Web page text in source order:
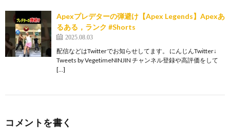
Apexプレデターの弾避け【Apex Legends】Apexあ
るある，ランク #Shorts
2025.08.03
配信などはTwitterでお知らせしてます。 にんじんTwitter↓
Tweets by VegetimeNINJIN チャンネル登録や高評価をして
[…]
コメントを書く